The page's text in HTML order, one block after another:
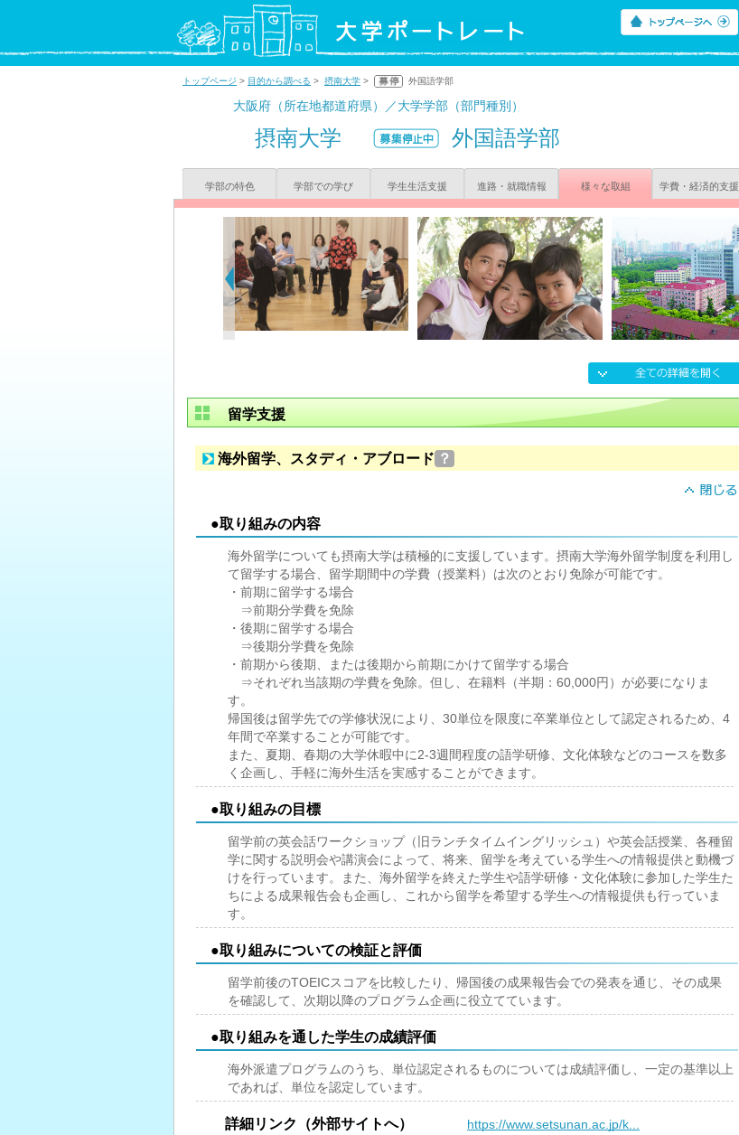
トップページ > 目的から調べる > 摂南大学 > 外国語学部
大阪府（所在地都道府県）／大学学部（部門種別）
摂南大学 外国語学部
学部の特色 学部での学び 学生生活支援 進路・就職情報 様々な取組 学費・経済的支援
留学支援
海外留学、スタディ・アブロード ？
●取り組みの内容
海外留学についても摂南大学は積極的に支援しています。摂南大学海外留学制度を利用し
て留学する場合、留学期間中の学費（授業料）は次のとおり免除が可能です。
・前期に留学する場合
⇒前期分学費を免除
・後期に留学する場合
⇒後期分学費を免除
・前期から後期、または後期から前期にかけて留学する場合
⇒それぞれ当該期の学費を免除。但し、在籍料（半期：60,000円）が必要になりま
す。
帰国後は留学先での学修状況により、30単位を限度に卒業単位として認定されるため、4
年間で卒業することが可能です。
また、夏期、春期の大学休暇中に2-3週間程度の語学研修、文化体験などのコースを数多
く企画し、手軽に海外生活を実感することができます。
●取り組みの目標
留学前の英会話ワークショップ（旧ランチタイムイングリッシュ）や英会話授業、各種留
学に関する説明会や講演会によって、将来、留学を考えている学生への情報提供と動機づ
けを行っています。また、海外留学を終えた学生や語学研修・文化体験に参加した学生た
ちによる成果報告会も企画し、これから留学を希望する学生への情報提供も行っていま
す。
●取り組みについての検証と評価
留学前後のTOEICスコアを比較したり、帰国後の成果報告会での発表を通じ、その成果
を確認して、次期以降のプログラム企画に役立てています。
●取り組みを通した学生の成績評価
海外派遣プログラムのうち、単位認定されるものについては成績評価し、一定の基準以上
であれば、単位を認定しています。
詳細リンク（外部サイトへ） https://www.setsunan.ac.jp/k...